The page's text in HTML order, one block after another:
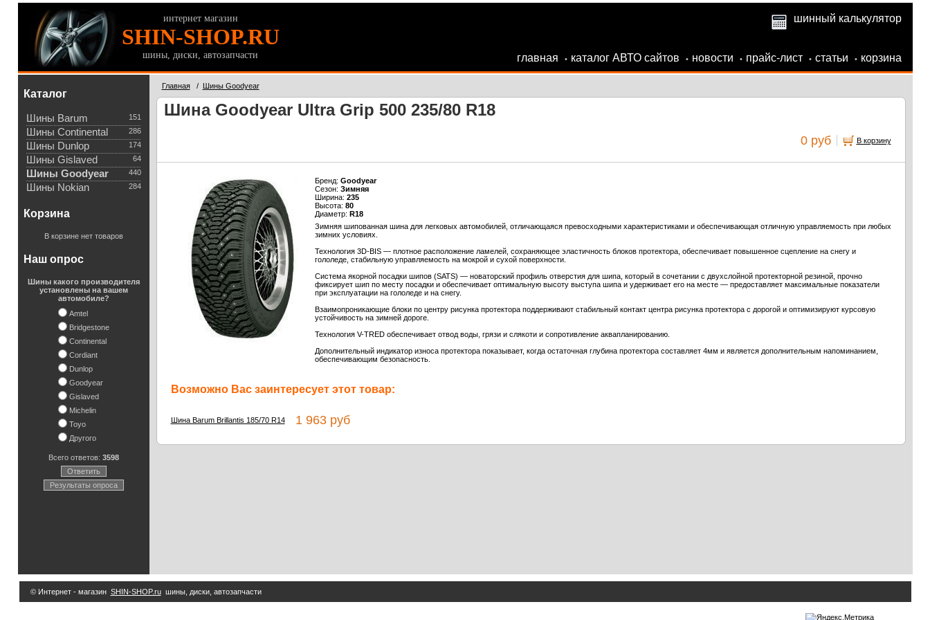
интернет магазин
SHIN-SHOP.RU
шины, диски, автозапчасти
шинный калькулятор
главная • каталог АВТО сайтов • новости • прайс-лист • статьи • корзина
Каталог
151
Шины Barum
286
Шины Continental
174
Шины Dunlop
64
Шины Gislaved
440
Шины Goodyear
284
Шины Nokian
Корзина
В корзине нет товаров
Наш опрос
Шины какого производителя
установлены на вашем
автомобиле?
Amtel
Bridgestone
Continental
Cordiant
Dunlop
Goodyear
Gislaved
Michelin
Toyo
Другого
Всего ответов: 3598
Ответить
Результаты опроса
Главная/ Шины Goodyear
Шина Goodyear Ultra Grip 500 235/80 R18
0 руб В корзину
Бренд: Goodyear
Сезон: Зимняя
Ширина: 235
Высота: 80
Диаметр: R18
Зимняя шипованная шина для легковых автомобилей, отличающаяся превосходными характеристиками и обеспечивающая отличную управляемость при любых
зимних условиях.
Технология 3D-BIS — плотное расположение ламелей, сохраняющее эластичность блоков протектора, обеспечивает повышенное сцепление на снегу и
гололеде, стабильную управляемость на мокрой и сухой поверхности.
Система якорной посадки шипов (SATS) — новаторский профиль отверстия для шипа, который в сочетании с двухслойной протекторной резиной, прочно
фиксирует шип по месту посадки и обеспечивает оптимальную высоту выступа шипа и удерживает его на месте — предоставляет максимальные показатели
при эксплуатации на гололеде и на снегу.
Взаимопроникающие блоки по центру рисунка протектора поддерживают стабильный контакт центра рисунка протектора с дорогой и оптимизируют курсовую
устойчивость на зимней дороге.
Технология V-TRED обеспечивает отвод воды, грязи и слякоти и сопротивление аквапланированию.
Дополнительный индикатор износа протектора показывает, когда остаточная глубина протектора составляет 4мм и является дополнительным напоминанием,
обеспечивающим безопасность.
Возможно Вас заинтересует этот товар:
Шина Barum Brillantis 185/70 R141 963 руб
© Интернет - магазин SHIN-SHOP.ruшины, диски, автозапчасти